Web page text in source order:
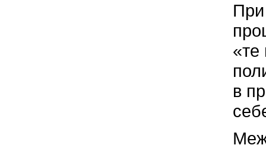
«те
в